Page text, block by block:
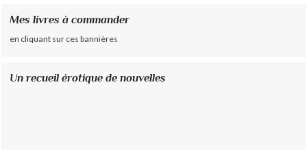
Mes livres à commander
en cliquant sur ces bannières
Un recueil érotique de nouvelles